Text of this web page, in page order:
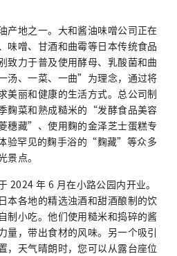
产地之一。大和酱油味噌公司正在
味噌、甘酒和曲霉等日本传统食品
致力于普及使用酵母、乳酸菌和曲
汤、一菜、一曲”为理念，通过将
美丽和健康的生活方式。总公司制
麴菜和熟成糙米的“发酵食品美容
藏”、使用麴的金泽芝士蛋糕专
罕见的麴手浴的“麴藏”等众多
点。
2024 年 6 月在小路公园内开业。
本各地的精选浊酒和甜酒酿制的饮
制小吃。他们使用糙米和捣碎的酱
量，带出食材的风味。另一个吸引
，天气晴朗时，您可以从露台座位